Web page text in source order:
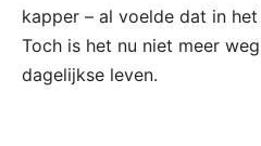
kapper – al voelde dat in
Toch is het nu niet meer
dagelijkse leven.